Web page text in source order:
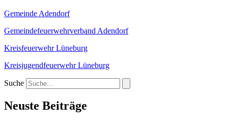
Gemeinde Adendorf
Gemeindefeuerwehrverband Adendorf
Kreisfeuerwehr Lüneburg
Kreisjugendfeuerwehr Lüneburg
Suche
Neuste Beiträge